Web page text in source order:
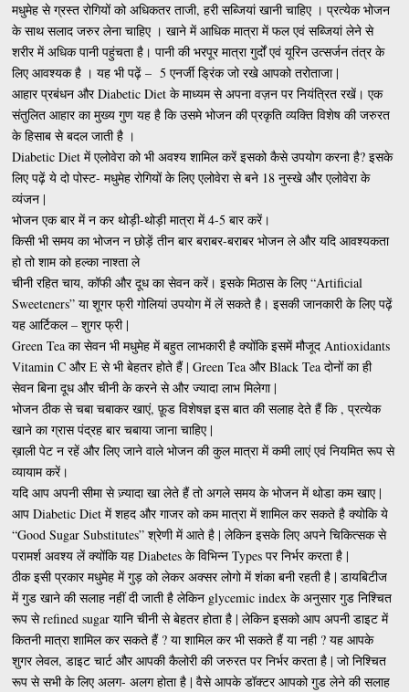
मधुमेह से ग्रस्त रोगियों को अधिकतर ताजी, हरी सब्जियां खानी चाहिए । प्रत्येक भोजन
के साथ सलाद जरुर लेना चाहिए । खाने में आधिक मात्रा में फल एवं सब्जियां लेने से
शरीर में अधिक पानी पहुंचता है। पानी की भरपूर मात्रा गुर्दों एवं यूरिन उत्सर्जन तंत्र के
लिए आवश्यक है । यह भी पढ़ें – 5 एनर्जी ड्रिंक जो रखे आपको तरोताजा |
आहार प्रबंधन और Diabetic Diet के माध्यम से अपना वज़न पर नियंत्रित रखें। एक
संतुलित आहार का मुख्य गुण यह है कि उसमे भोजन की प्रकृति व्यक्ति विशेष की जरुरत
के हिसाब से बदल जाती है ।
Diabetic Diet में एलोवेरा को भी अवश्य शामिल करें इसको कैसे उपयोग करना है? इसके
लिए पढ़ें ये दो पोस्ट- मधुमेह रोगियों के लिए एलोवेरा से बने 18 नुस्खे और एलोवेरा के
व्यंजन |
भोजन एक बार में न कर थोड़ी-थोड़ी मात्रा में 4-5 बार करें।
किसी भी समय का भोजन न छोड़ें तीन बार बराबर-बराबर भोजन ले और यदि आवश्यकता
हो तो शाम को हल्का नाश्ता ले
चीनी रहित चाय, कॉफी और दूध का सेवन करें। इसके मिठास के लिए “Artificial
Sweeteners” या शूगर फ्री गोलियां उपयोग में लें सकते है। इसकी जानकारी के लिए पढ़ें
यह आर्टिकल – शुगर फ्री |
Green Tea का सेवन भी मधुमेह में बहुत लाभकारी है क्योंकि इसमें मौजूद Antioxidants
Vitamin C और E से भी बेहतर होते हैं | Green Tea और Black Tea दोनों का ही
सेवन बिना दूध और चीनी के करने से और ज्यादा लाभ मिलेगा |
भोजन ठीक से चबा चबाकर खाएं, फ़ूड विशेषज्ञ इस बात की सलाह देते हैं कि , प्रत्येक
खाने का ग्रास पंद्रह बार चबाया जाना चाहिए |
ख़ाली पेट न रहें और लिए जाने वाले भोजन की कुल मात्रा में कमी लाएं एवं नियमित रूप से
व्यायाम करें।
यदि आप अपनी सीमा से ज़्यादा खा लेते हैं तो अगले समय के भोजन में थोडा कम खाए |
आप Diabetic Diet में शहद और गाजर को कम मात्रा में शामिल कर सकते है क्योकि ये
“Good Sugar Substitutes” श्रेणी में आते है | लेकिन इसके लिए अपने चिकित्सक से
परामर्श अवश्य लें क्योंकि यह Diabetes के विभिन्न Types पर निर्भर करता है |
ठीक इसी प्रकार मधुमेह में गुड़ को लेकर अक्सर लोगो में शंका बनी रहती है | डायबिटीज
में गुड खाने की सलाह नहीं दी जाती है लेकिन glycemic index के अनुसार गुड निश्चित
रूप से refined sugar यानि चीनी से बेहतर होता है | लेकिन इसको आप अपनी डाइट में
कितनी मात्रा शामिल कर सकते हैं ? या शामिल कर भी सकते हैं या नही ? यह आपके
शुगर लेवल, डाइट चार्ट और आपकी कैलोरी की जरुरत पर निर्भर करता है | जो निश्चित
रूप से सभी के लिए अलग- अलग होता है | वैसे आपके डॉक्टर आपको गुड लेने की सलाह